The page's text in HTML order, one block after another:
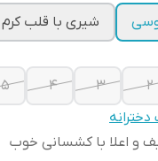
شیری با قلب کرم
۲ ۳ ۴ ۵
و اعلا با کشسانی خوب